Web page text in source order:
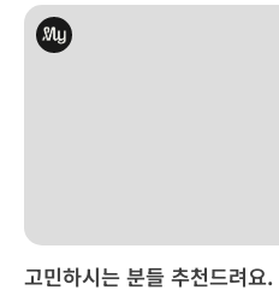
고민하시는 분들 추천드려요.